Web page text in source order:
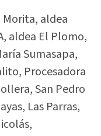
aldea
aldea El Plomo,
Sumasapa,
Procesadora
San Pedro
Las Parras,